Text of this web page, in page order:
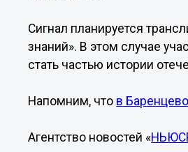
Сигнал планируется
знаний». В этом случае
стать частью истории
Напомним, что в
Агентство новостей «